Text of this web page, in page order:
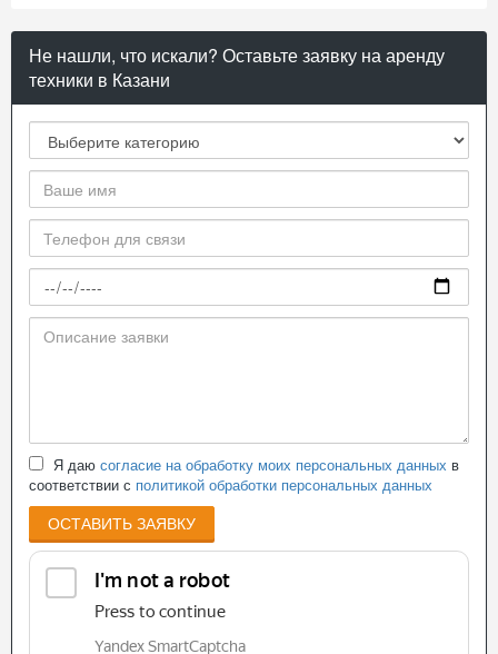
Не нашли, что искали? Оставьте заявку на аренду
техники в Казани
Я даю согласие на обработку моих персональных данных в
соответствии с политикой обработки персональных данных
ОСТАВИТЬ ЗАЯВКУ